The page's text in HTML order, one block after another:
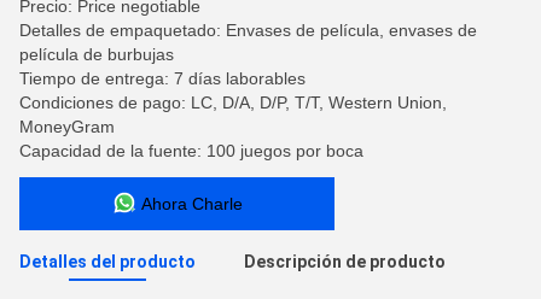
Precio: Price negotiable
Detalles de empaquetado: Envases de película, envases de
película de burbujas
Tiempo de entrega: 7 días laborables
Condiciones de pago: LC, D/A, D/P, T/T, Western Union,
MoneyGram
Capacidad de la fuente: 100 juegos por boca
Ahora Charle
Detalles del producto Descripción de producto